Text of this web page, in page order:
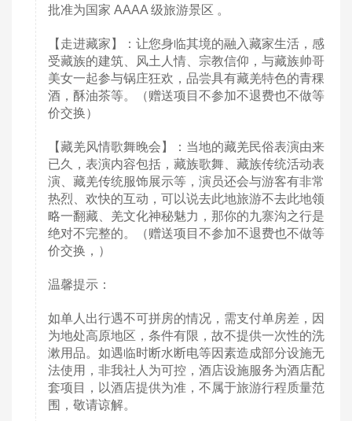
批准为国家 AAAA 级旅游景区 。
【走进藏家】：让您身临其境的融入藏家生活，感
受藏族的建筑、风土人情、宗教信仰，与藏族帅哥
美女一起参与锅庄狂欢，品尝具有藏羌特色的青稞
酒，酥油茶等。（赠送项目不参加不退费也不做等
价交换）
【藏羌风情歌舞晚会】：当地的藏羌民俗表演由来
已久，表演内容包括，藏族歌舞、藏族传统活动表
演、藏羌传统服饰展示等，演员还会与游客有非常
热烈、欢快的互动，可以说去此地旅游不去此地领
略一翻藏、羌文化神秘魅力，那你的九寨沟之行是
绝对不完整的。（赠送项目不参加不退费也不做等
价交换，）
温馨提示：
如单人出行遇不可拼房的情况，需支付单房差，因
为地处高原地区，条件有限，故不提供一次性的洗
漱用品。如遇临时断水断电等因素造成部分设施无
法使用，非我社人为可控，酒店设施服务为酒店配
套项目，以酒店提供为准，不属于旅游行程质量范
围，敬请谅解。